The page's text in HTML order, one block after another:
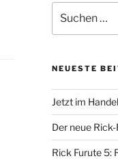
nach:
NEUESTE
Jetzt im
Der neue
Rick Furute 5: